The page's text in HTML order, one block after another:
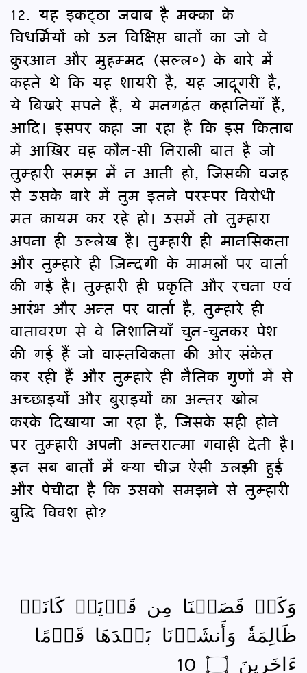
12. यह इकट्ठा जवाब है मक्का के
विधर्मियों को उन विक्षिप्त बातों का जो वे
क़ुरआन और मुहम्मद (सल्ल०) के बारे में
कहते थे कि यह शायरी है, यह जादूगरी है,
ये बिखरे सपने हैं, ये मनगढ़ंत कहानियाँ हैं,
आदि। इसपर कहा जा रहा है कि इस किताब
में आख़िर वह कौन-सी निराली बात है जो
तुम्हारी समझ में न आती हो, जिसकी वजह
से उसके बारे में तुम इतने परस्पर विरोधी
मत क़ायम कर रहे हो। उसमें तो तुम्हारा
अपना ही उल्लेख है। तुम्हारी ही मानसिकता
और तुम्हारे ही ज़िन्दगी के मामलों पर वार्ता
की गई है। तुम्हारी ही प्रकृति और रचना एवं
आरंभ और अन्त पर वार्ता है, तुम्हारे ही
वातावरण से वे निशानियाँ चुन-चुनकर पेश
की गई हैं जो वास्तविकता की ओर संकेत
कर रही हैं और तुम्हारे ही नैतिक गुणों में से
अच्छाइयों और बुराइयों का अन्तर खोल
करके दिखाया जा रहा है, जिसके सही होने
पर तुम्हारी अपनी अन्तरात्मा गवाही देती है।
इन सब बातों में क्या चीज़ ऐसी उलझी हुई
और पेचीदा है कि उसको समझने से तुम्हारी
बुद्धि विवश हो?
وَكَمۡ قَصَمۡنَا مِن قَرۡيَةٖ كَانَتۡ
ظَالِمَةٗ وَأَنشَأۡنَا بَعۡدَهَا قَوۡمًا
ءَاخَرِينَ ۝ 10